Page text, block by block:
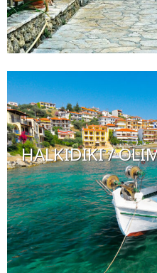
HALKIDIKI /